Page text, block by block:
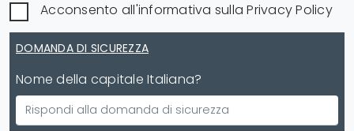
Acconsento all'informativa sullaPrivacy Policy
DOMANDA DI SICUREZZA
Nome della capitale Italiana?